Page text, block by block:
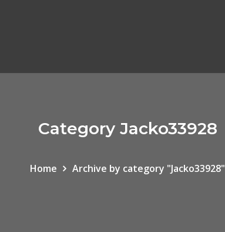
Category Jacko33928
Home Archive by category "Jacko33928"